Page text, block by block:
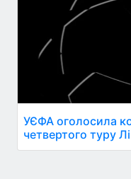
УЄФА оголосила
четвертого туру